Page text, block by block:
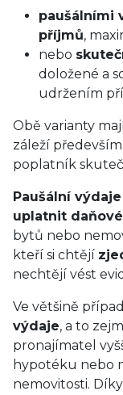
paušálními
příjmů,
nebo
doložené a
udržením
Obě varianty
záleží
poplatník
Paušální výdaje
uplatnit
bytů nebo
kteří si chtějí
nechtějí vést
Ve většině
výdaje, a to
pronajímatel
hypotéku nebo
nemovitosti.